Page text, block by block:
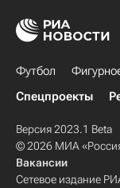
Футбол
Спецпроекты
Версия 2023.1 Beta
© 2026 МИА
Вакансии
Сетевое издание